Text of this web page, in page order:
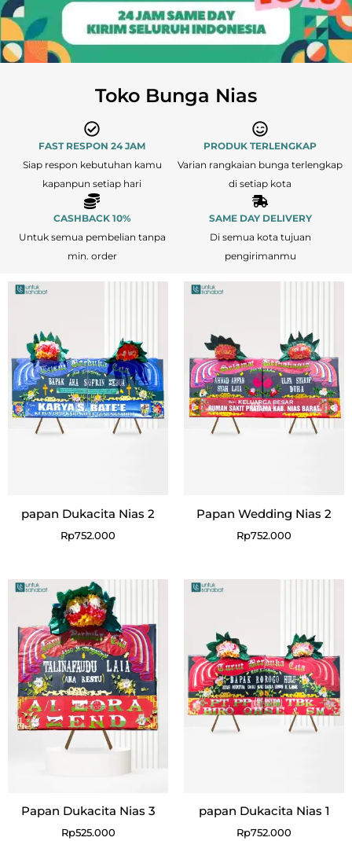
Toko Bunga Nias
FAST RESPON 24 JAM
Siap respon kebutuhan kamu
kapanpun setiap hari
PRODUK TERLENGKAP
Varian rangkaian bunga terlengkap
di setiap kota
CASHBACK 10%
Untuk semua pembelian tanpa
min. order
SAME DAY DELIVERY
Di semua kota tujuan
pengirimanmu
papan Dukacita Nias 2
Rp752.000
Papan Wedding Nias 2
Rp752.000
Papan Dukacita Nias 3
Rp525.000
papan Dukacita Nias 1
Rp752.000